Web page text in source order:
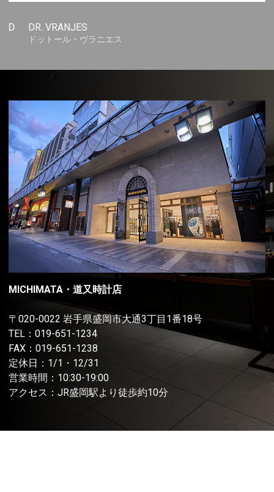
D DR. VRANJES
ドットール・ヴラニエス
MICHIMATA・道又時計店
〒020-0022 岩手県盛岡市大通3丁目1番18号
TEL： 019-651-1234
FAX：019-651-1238
定休日：1/1・12/31
営業時間：10:30-19:00
アクセス：JR盛岡駅より徒歩約10分